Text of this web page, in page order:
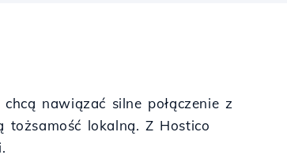
nawiązać silne połączenie z
lokalną. Z Hostico